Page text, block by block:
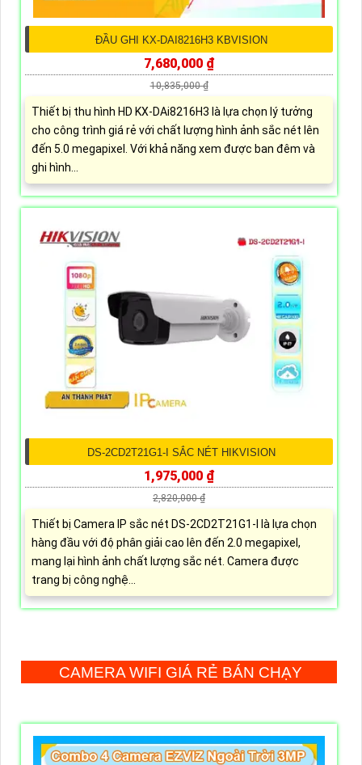
ĐẦU GHI KX-DAI8216H3 KBVISION
7,680,000 ₫
10,835,000 ₫
Thiết bị thu hình HD KX-DAi8216H3 là lựa chọn lý tưởng
cho công trình giá rẻ với chất lượng hình ảnh sắc nét lên
đến 5.0 megapixel. Với khả năng xem được ban đêm và
ghi hình...
DS-2CD2T21G1-I SẮC NÉT HIKVISION
1,975,000 ₫
2,820,000 ₫
Thiết bị Camera IP sắc nét DS-2CD2T21G1-I là lựa chọn
hàng đầu với độ phân giải cao lên đến 2.0 megapixel,
mang lại hình ảnh chất lượng sắc nét. Camera được
trang bị công nghệ...
CAMERA WIFI GIÁ RẺ BÁN CHẠY